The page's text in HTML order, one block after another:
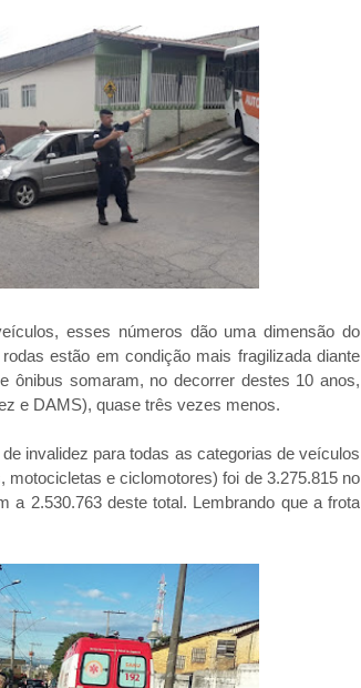
esses números dão uma dimensão do
estão em condição mais fragilizada diante
ônibus somaram, no decorrer destes 10 anos,
e DAMS), quase três vezes menos.
invalidez para todas as categorias de veículos
e ciclomotores) foi de 3.275.815 no
a 2.530.763 deste total. Lembrando que a frota